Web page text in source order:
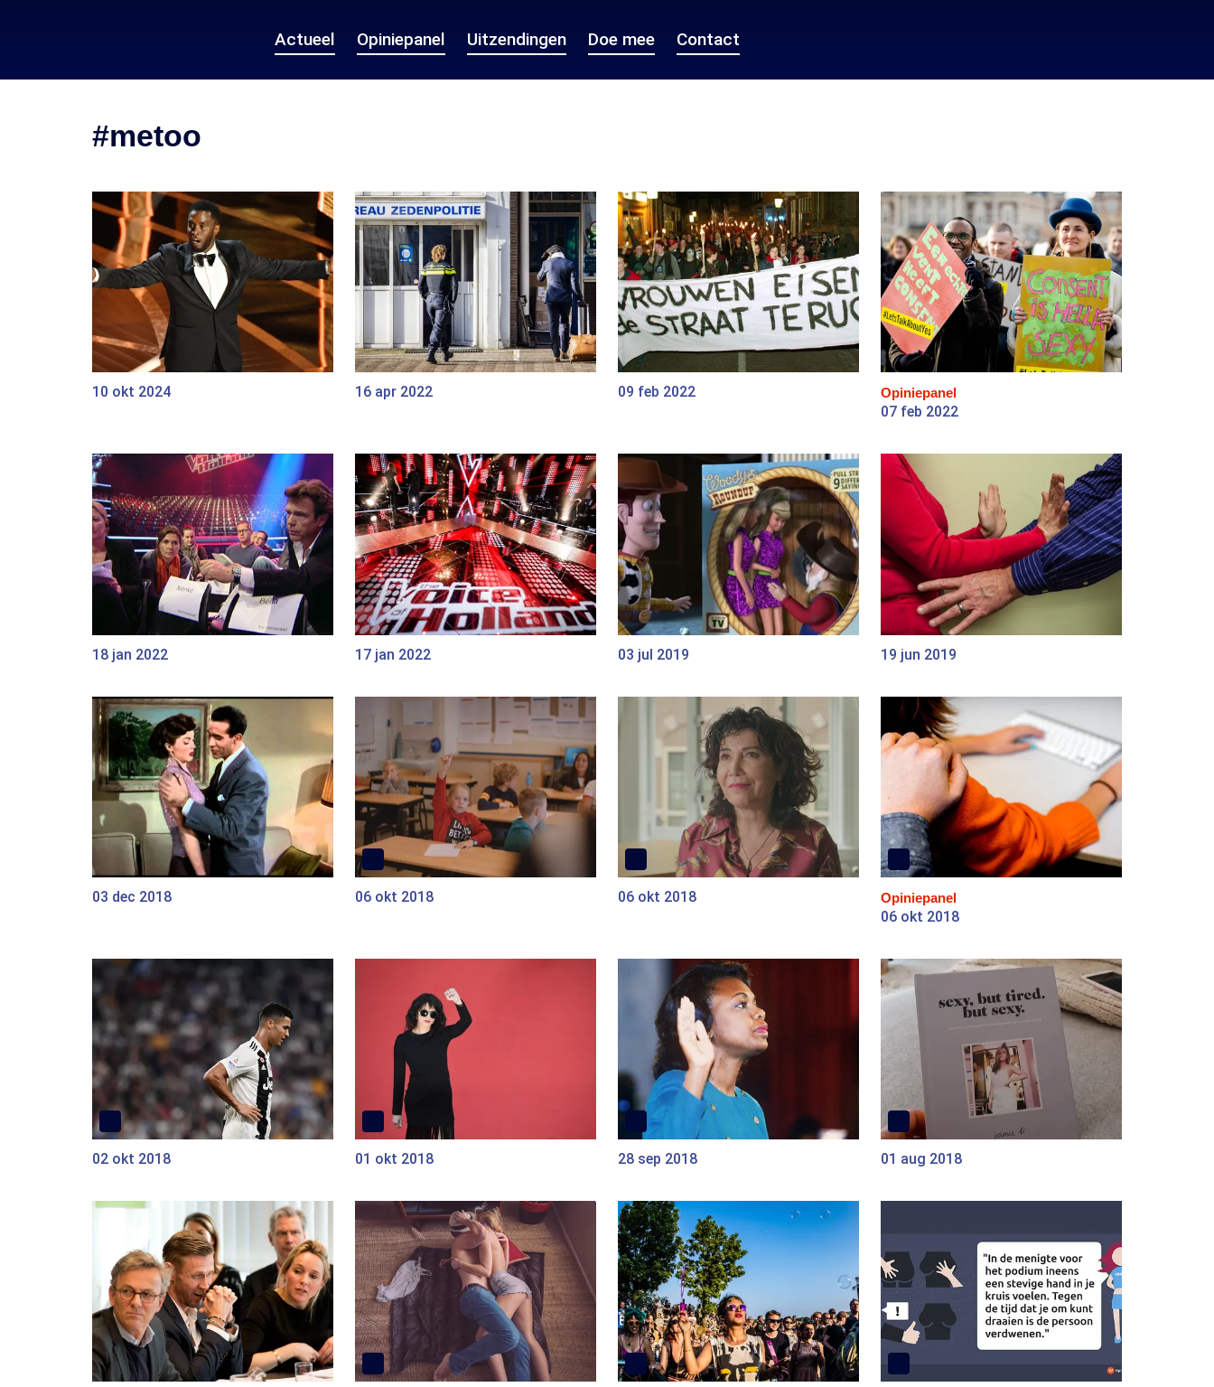
Actueel Opiniepanel Uitzendingen Doe mee Contact
#metoo
10 okt 2024 16 apr 2022 09 feb 2022 Opiniepanel
07 feb 2022
18 jan 2022 17 jan 2022 03 jul 2019 19 jun 2019
03 dec 2018 06 okt 2018 06 okt 2018 Opiniepanel
06 okt 2018
02 okt 2018 01 okt 2018 28 sep 2018 01 aug 2018